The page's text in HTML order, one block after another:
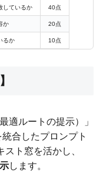
しているか 40点
か 20点
るか 10点
適ルートの提示）」
合したプロンプト
ト窓を活かし、
します。